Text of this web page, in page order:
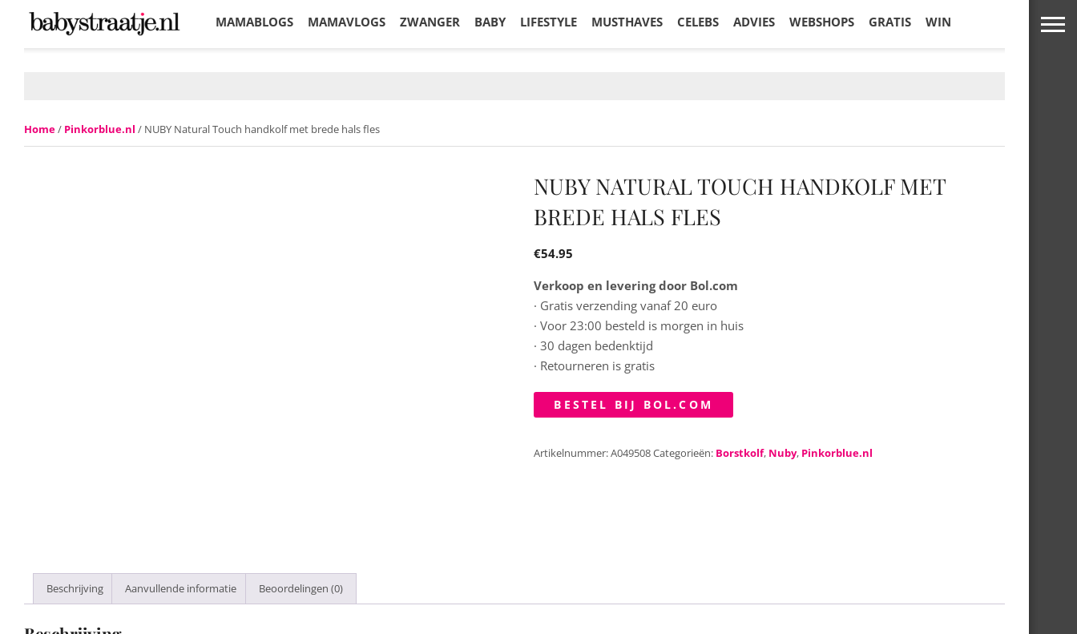
MAMABLOGS MAMAVLOGS ZWANGER BABY LIFESTYLE MUSTHAVES CELEBS ADVIES WEBSHOPS GRATIS WIN
Home/ Pinkorblue.nl / NUBY Natural Touch handkolf met brede hals fles
NUBY NATURAL TOUCH HANDKOLF MET
BREDE HALS FLES
€54.95
Verkoop en levering door Bol.com
· Gratis verzending vanaf 20 euro
· Voor 23:00 besteld is morgen in huis
· 30 dagen bedenktijd
· Retourneren is gratis
BESTEL BIJ BOL.COM
Artikelnummer:A049508Categorieën: Borstkolf, Nuby, Pinkorblue.nl
Beschrijving Aanvullende informatie Beoordelingen (0)